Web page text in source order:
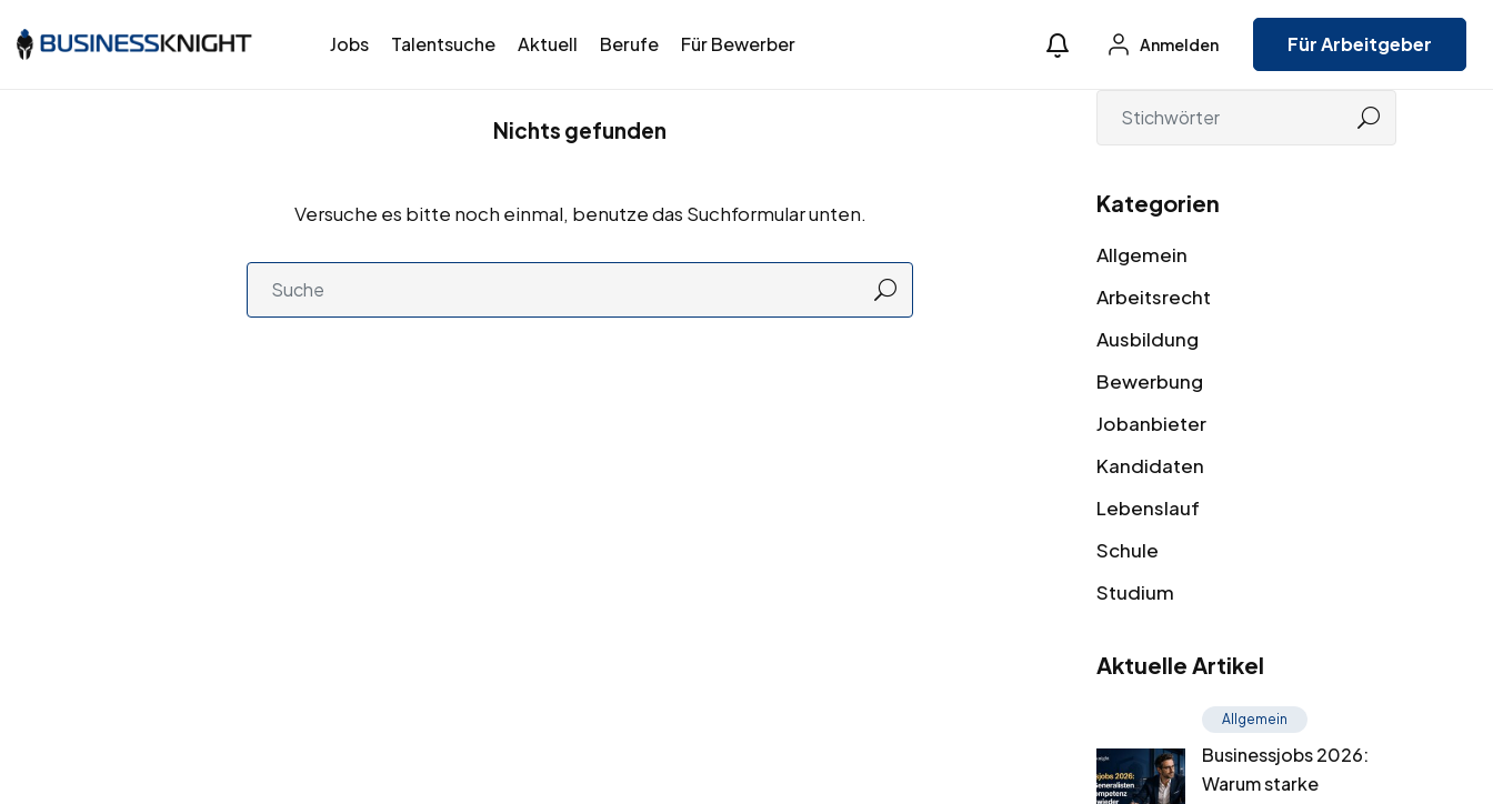
Jobs Talentsuche Aktuell Berufe Für Bewerber Anmelden Für Arbeitgeber
Nichts gefunden
Versuche es bitte noch einmal, benutze das Suchformular unten. Kategorien
Allgemein
Arbeitsrecht
Ausbildung
Bewerbung
Jobanbieter
Kandidaten
Lebenslauf
Schule
Studium
Aktuelle Artikel
Allgemein
Businessjobs 2026:
Warum starke